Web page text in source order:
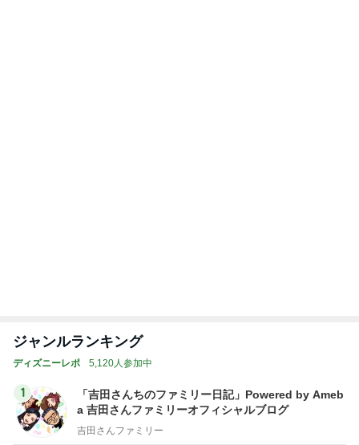
ジャンルランキング
ディズニーレポ 5,120人参加中
1
「吉田さんちのファミリー日記」Powered by Ameb
a 吉田さんファミリーオフィシャルブログ
吉田さんファミリー